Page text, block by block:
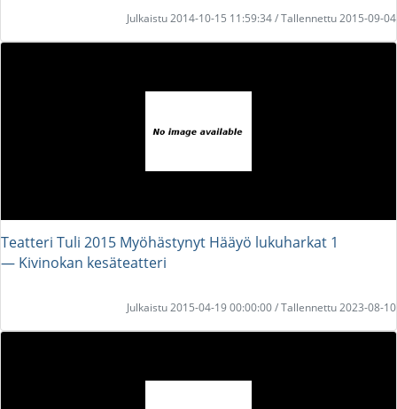
Julkaistu 2014-10-15 11:59:34 / Tallennettu 2015-09-04
Teatteri Tuli 2015 Myöhästynyt Hääyö lukuharkat 1
― Kivinokan kesäteatteri
Julkaistu 2015-04-19 00:00:00 / Tallennettu 2023-08-10